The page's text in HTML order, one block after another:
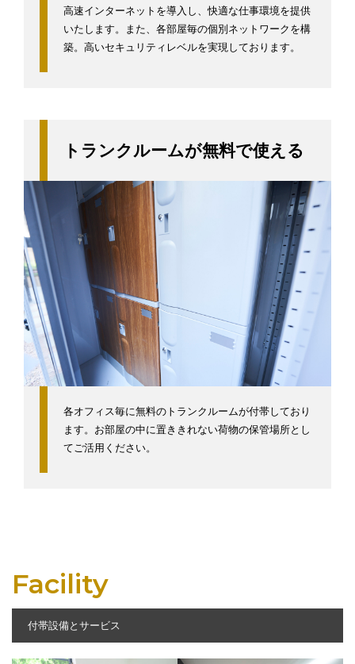
高速インターネットを導入し、快適な仕事環境を提供
いたします。また、各部屋毎の個別ネットワークを構
築。高いセキュリティレベルを実現しております。
トランクルームが無料で使える
各オフィス毎に無料のトランクルームが付帯しており
ます。お部屋の中に置ききれない荷物の保管場所とし
てご活用ください。
Facility
付帯設備とサービス